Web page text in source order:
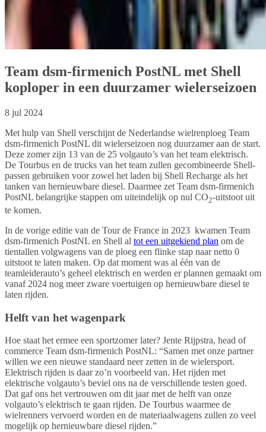
Team dsm-firmenich PostNL met Shell
koploper in een duurzamer wielerseizoen
8 jul 2024
Met hulp van Shell verschijnt de Nederlandse wielrenploeg Team
dsm-firmenich PostNL dit wielerseizoen nog duurzamer aan de start.
Deze zomer zijn 13 van de 25 volgauto’s van het team elektrisch.
De Tourbus en de trucks van het team zullen gecombineerde Shell-
passen gebruiken voor zowel het laden bij Shell Recharge als het
tanken van hernieuwbare diesel. Daarmee zet Team dsm-firmenich
PostNL belangrijke stappen om uiteindelijk op nul CO2-uitstoot uit
te komen.
In de vorige editie van de Tour de France in 2023 kwamen Team
dsm-firmenich PostNL en Shell al tot een uitgekiend plan om de
tientallen volgwagens van de ploeg een flinke stap naar netto 0
uitstoot te laten maken. Op dat moment was al één van de
teamleiderauto’s geheel elektrisch en werden er plannen gemaakt om
vanaf 2024 nog meer zware voertuigen op hernieuwbare diesel te
laten rijden.
Helft van het wagenpark
Hoe staat het ermee een sportzomer later? Jente Rijpstra, head of
commerce Team dsm-firmenich PostNL: “Samen met onze partner
willen we een nieuwe standaard neer zetten in de wielersport.
Elektrisch rijden is daar zo’n voorbeeld van. Het rijden met
elektrische volgauto’s beviel ons na de verschillende testen goed.
Dat gaf ons het vertrouwen om dit jaar met de helft van onze
volgauto’s elektrisch te gaan rijden. De Tourbus waarmee de
wielrenners vervoerd worden en de materiaalwagens zullen zo veel
mogelijk op hernieuwbare diesel rijden.”